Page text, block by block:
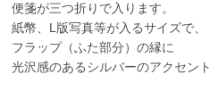
便箋が三つ折りで入ります。
紙幣、L版写真等が入るサイズで、
フラップ（ふた部分）の縁に
光沢感のあるシルバーのアクセン